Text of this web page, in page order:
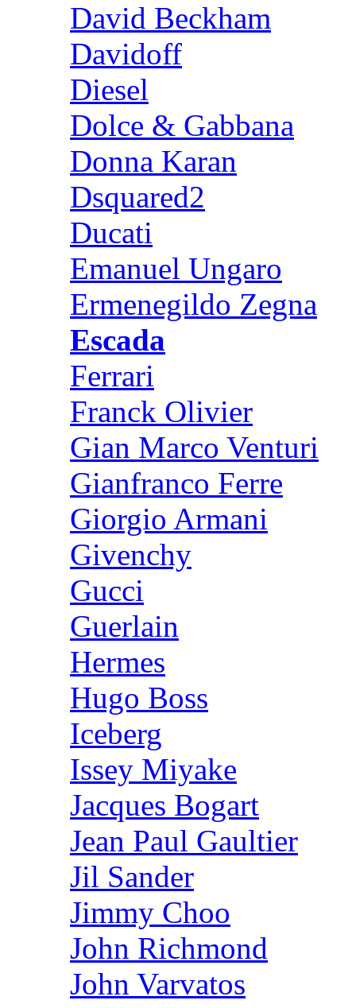
David Beckham
Davidoff
Diesel
Dolce & Gabbana
Donna Karan
Dsquared2
Ducati
Emanuel Ungaro
Ermenegildo Zegna
Escada
Ferrari
Franck Olivier
Gian Marco Venturi
Gianfranco Ferre
Giorgio Armani
Givenchy
Gucci
Guerlain
Hermes
Hugo Boss
Iceberg
Issey Miyake
Jacques Bogart
Jean Paul Gaultier
Jil Sander
Jimmy Choo
John Richmond
John Varvatos